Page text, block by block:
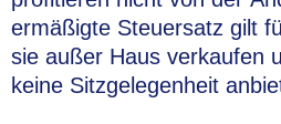
ermäßigte Steuersatz gilt
sie außer Haus verkaufen
keine Sitzgelegenheit